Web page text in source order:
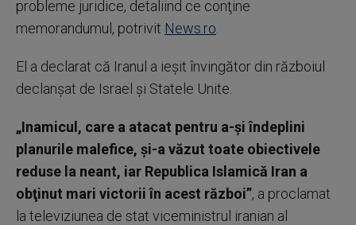
probleme juridice, detaliind ce conţine
memorandumul, potrivit News.ro
El a declarat că Iranul a ieşit învingător din războiul
declanşat de Israel şi Statele Unite.
„Inamicul, care a atacat pentru a-şi îndeplini
planurile malefice, şi-a văzut toate obiectivele
reduse la neant, iar Republica Islamică Iran a
obţinut mari victorii în acest război”, a proclamat
la televiziunea de stat viceministrul iranian al